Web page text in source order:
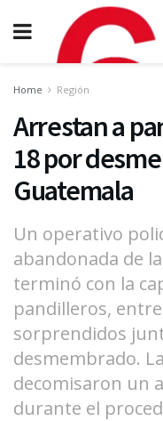
Home Región
Arrestan a
18 por
Guatemala
Un operativo
abandonada de
terminó con la
pandilleros,
sorprendidos
desmembrado.
decomisaron un
durante el